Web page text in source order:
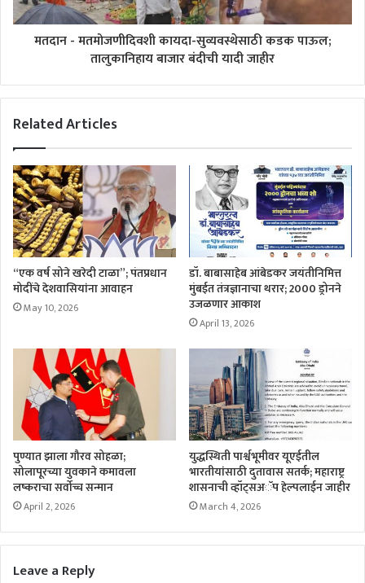
मतदान - मतमोजणीदिवशी कायदा-सुव्यवस्थेसाठी कडक पाऊल;
तालुकानिहाय बाजार बंदीची यादी जाहीर
Related Articles
“एक वर्ष सोने खरेदी टाळा”; पंतप्रधान
मोदींचे देशवासियांना आवाहन
May 10, 2026
डॉ. बाबासाहेब आंबेडकर जयंतीनिमित्त
मुंबईत तंत्रज्ञानाचा थरार; 2000 ड्रोनने
उजळणार आकाश
April 13, 2026
पुण्यात झाला गौरव सोहळा;
सोलापूरच्या युवकाने कमावला
लष्कराचा सर्वोच्च सन्मान
April 2, 2026
युद्धस्थिती पार्श्वभूमीवर यूएईतील
भारतीयांसाठी दुतावास सतर्क; महाराष्ट्र
शासनाची व्हॉट्सअॅप हेल्पलाईन जाहीर
March 4, 2026
Leave a Reply